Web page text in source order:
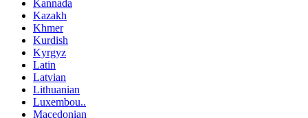
Kannada
Kazakh
Khmer
Kurdish
Kyrgyz
Latin
Latvian
Lithuanian
Luxembou..
Macedonian